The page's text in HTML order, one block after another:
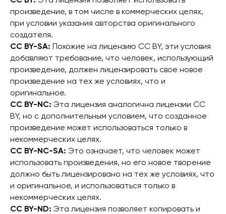
произведение, в том числе в коммерческих целях,
при условии указания авторства оригинального
создателя.
CC BY-SA: Похожие на лицензию CC BY, эти условия
добавляют требование, что человек, использующий
произведение, должен лицензировать свое новое
произведение на тех же условиях, что и
оригинальное.
CC BY-NC: Эта лицензия аналогична лицензии CC
BY, но с дополнительным условием, что созданное
произведение может использоваться только в
некоммерческих целях.
CC BY-NC-SA: Это означает, что человек может
использовать произведения, но его новое творение
должно быть лицензировано на тех же условиях, что
и оригинальное, и использоваться только в
некоммерческих целях.
CC BY-ND: Эта лицензия позволяет копировать и